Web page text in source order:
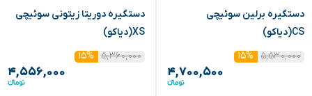
دستگیره برلین سوئیچی
CS(دیاکو)
۵,۵۳۰,۰۰۰
۱۵%
۴,۷۰۰,۵۰۰
دستگیره دوریتا زیتونی سوئیچی
XS(دیاکو)
۵,۳۶۰,۰۰۰
۱۵%
۴,۵۵۶,۰۰۰